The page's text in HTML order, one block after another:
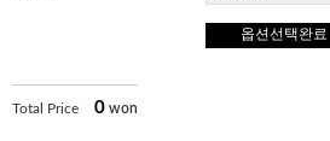
옵션선택완료
Total Price 0 won